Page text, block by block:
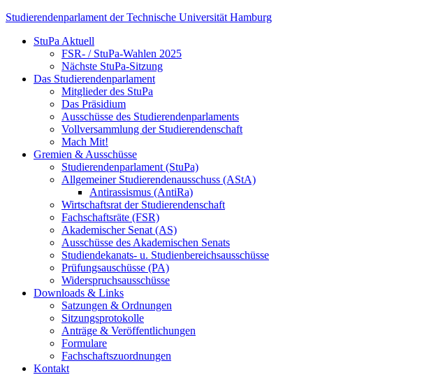
Skip
content
Studierendenparlament der Technische Universität Hamburg
Studierendenparlament der TUHH
StuPa Aktuell
FSR- / StuPa-Wahlen 2025
Nächste StuPa-Sitzung
Das Studierendenparlament
Mitglieder des StuPa
Das Präsidium
Ausschüsse des Studierendenparlaments
Vollversammlung der Studierendenschaft
Mach Mit!
Gremien & Ausschüsse
Studierendenparlament (StuPa)
Allgemeiner Studierendenausschuss (AStA)
Antirassismus (AntiRa)
Wirtschaftsrat der Studierendenschaft
Fachschaftsräte (FSR)
Akademischer Senat (AS)
Ausschüsse des Akademischen Senats
Studiendekanats- u. Studienbereichsausschüsse
Prüfungsauschüsse (PA)
Widerspruchsausschüsse
Downloads & Links
Satzungen & Ordnungen
Sitzungsprotokolle
Anträge & Veröffentlichungen
Formulare
Fachschaftszuordnungen
Kontakt